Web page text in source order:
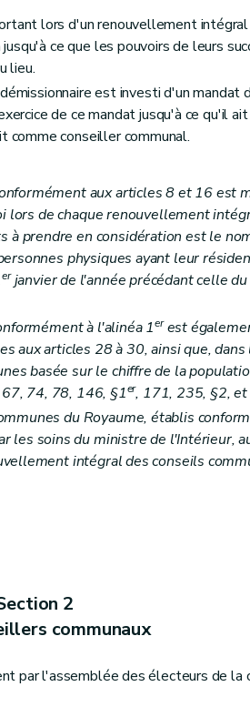
lors d'un renouvellement
ce que les pouvoirs de leurs
lieu.
est investi d'un mandat
de ce mandat jusqu'à ce qu'il
comme conseiller communal.
aux articles 8 et 16 est
lors de chaque renouvellement
à prendre en considération est le
physiques ayant leur
erjanvier de l'année précédant celle
à l'alinéa 1erest
aux articles 28 à 30, ainsi que,
basée sur le chiffre de la
74, 78, 146, §1er, 171, 235, §2,
du Royaume, établis
les soins du ministre de l'Intérieur,
intégral des conseils
2
communaux
par l'assemblée des électeurs de la